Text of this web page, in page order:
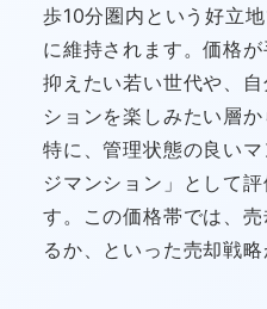
歩10分圏内という好立
に維持されます。価格
抑えたい若い世代や、
ションを楽しみたい層
特に、管理状態の良い
ジマンション」として
す。この価格帯では、
るか、といった売却戦